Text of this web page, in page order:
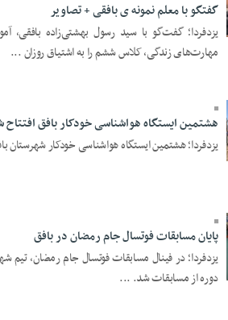
گفتگو با معلم نمونه ی بافقی + تصاویر
مهارت‌های زندگی، کلاس ششم را به اشتیاق روزان ...
هشتمین ایستگاه هواشناسی خودکار بافق افتتاح
یزدفردا؛ هشتمین ایستگاه هواشناسی خودکار
پایان مسابقات فوتسال جام رمضان در بافق
یزدفردا؛ در فینال مسابقات فوتسال جام رمضان،
دوره از مسابقات شد. ...